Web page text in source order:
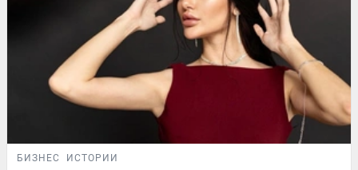
БИЗНЕС ИСТОРИИ